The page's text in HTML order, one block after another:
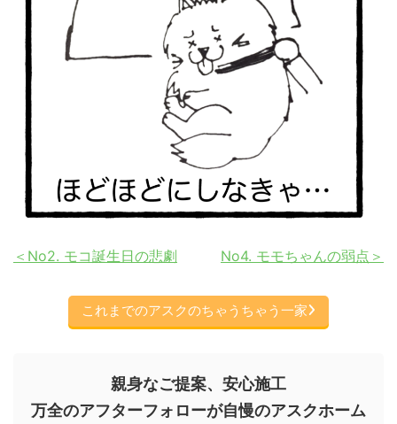
＜No2. モコ誕生日の悲劇 No4. モモちゃんの弱点＞
これまでのアスクのちゃうちゃう一家
親身なご提案、安心施工
万全のアフターフォローが自慢のアスクホーム